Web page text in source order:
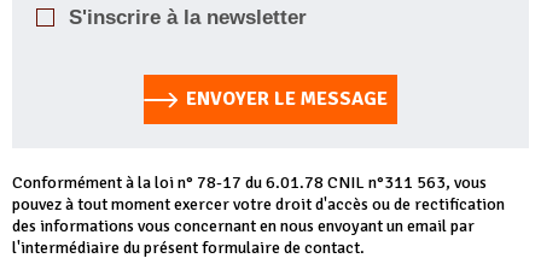
S'inscrire à la newsletter
ENVOYER LE MESSAGE
Conformément à la loi n° 78-17 du 6.01.78 CNIL n°311 563, vous
pouvez à tout moment exercer votre droit d'accès ou de rectification
des informations vous concernant en nous envoyant un email par
l'intermédiaire du présent formulaire de contact.